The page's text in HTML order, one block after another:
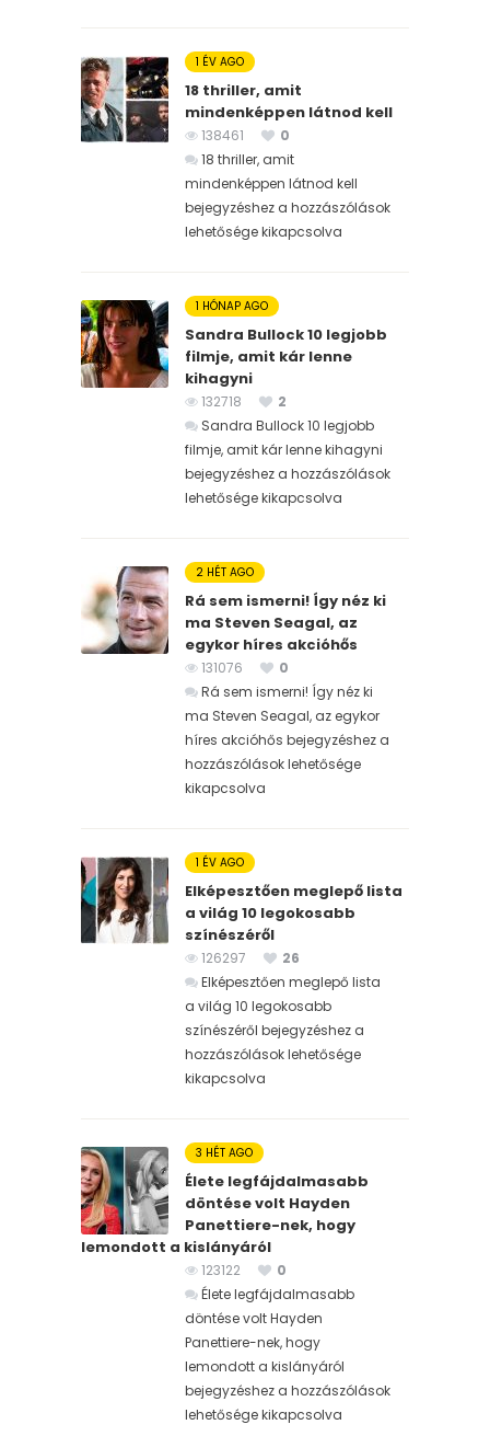
1 ÉV AGO
18 thriller, amit
mindenképpen látnod kell
138461
0
18 thriller, amit
mindenképpen látnod kell
bejegyzéshez a hozzászólások
lehetősége kikapcsolva
1 HÓNAP AGO
Sandra Bullock 10 legjobb
filmje, amit kár lenne
kihagyni
132718
2
Sandra Bullock 10 legjobb
filmje, amit kár lenne kihagyni
bejegyzéshez a hozzászólások
lehetősége kikapcsolva
2 HÉT AGO
Rá sem ismerni! Így néz ki
ma Steven Seagal, az
egykor híres akcióhős
131076
0
Rá sem ismerni! Így néz ki
ma Steven Seagal, az egykor
híres akcióhős bejegyzéshez a
hozzászólások lehetősége
kikapcsolva
1 ÉV AGO
Elképesztően meglepő lista
a világ 10 legokosabb
színészéről
126297
26
Elképesztően meglepő lista
a világ 10 legokosabb
színészéről bejegyzéshez a
hozzászólások lehetősége
kikapcsolva
3 HÉT AGO
Élete legfájdalmasabb
döntése volt Hayden
Panettiere-nek, hogy
lemondott a kislányáról
123122
0
Élete legfájdalmasabb
döntése volt Hayden
Panettiere-nek, hogy
lemondott a kislányáról
bejegyzéshez a hozzászólások
lehetősége kikapcsolva